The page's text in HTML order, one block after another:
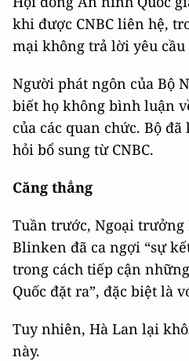
khi được CNBC liên hệ,
mại không trả lời yêu
Người phát ngôn của Bộ
biết họ không bình luận
của các quan chức. Bộ
hỏi bổ sung từ CNBC.
Căng thẳng
Tuần trước, Ngoại trưởng
Blinken đã ca ngợi “sự
trong cách tiếp cận
Quốc đặt ra”, đặc biệt là
Tuy nhiên, Hà Lan lại
này.